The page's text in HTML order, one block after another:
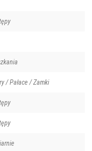
/ Pałace / Zamki